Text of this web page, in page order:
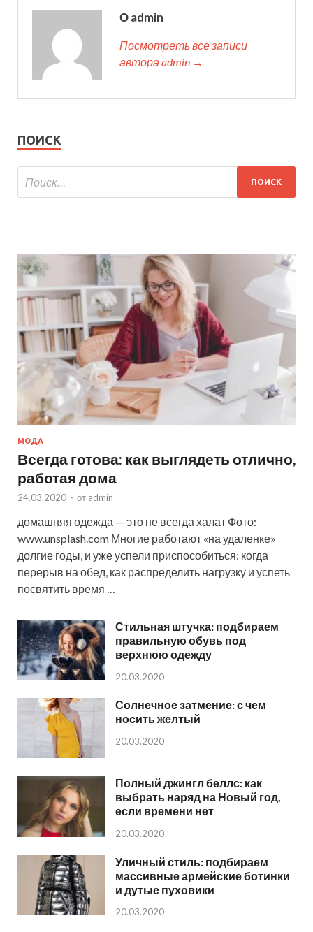
О admin
Посмотреть все записи
автора admin →
ПОИСК
МОДА
Всегда готова: как выглядеть отлично,
работая дома
24.03.2020 - от admin
домашняя одежда — это не всегда халат Фото:
www.unsplash.com Многие работают «на удаленке»
долгие годы, и уже успели приспособиться: когда
перерыв на обед, как распределить нагрузку и успеть
посвятить время …
Стильная штучка: подбираем
правильную обувь под
верхнюю одежду
20.03.2020
Солнечное затмение: с чем
носить желтый
20.03.2020
Полный джингл беллс: как
выбрать наряд на Новый год,
если времени нет
20.03.2020
Уличный стиль: подбираем
массивные армейские ботинки
и дутые пуховики
20.03.2020